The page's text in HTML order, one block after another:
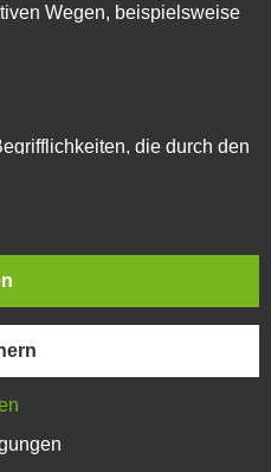
Wegen, beispielsweise
die durch den
wurden. Unsere
als auch für unsere
verwendeten
unter anderem die